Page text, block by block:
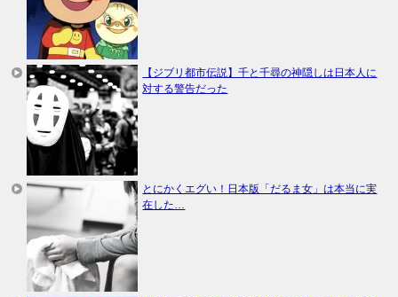
【ジブリ都市伝説】千と千尋の神隠しは日本人に
対する警告だった
とにかくエグい！日本版「だるま女」は本当に実
在した…